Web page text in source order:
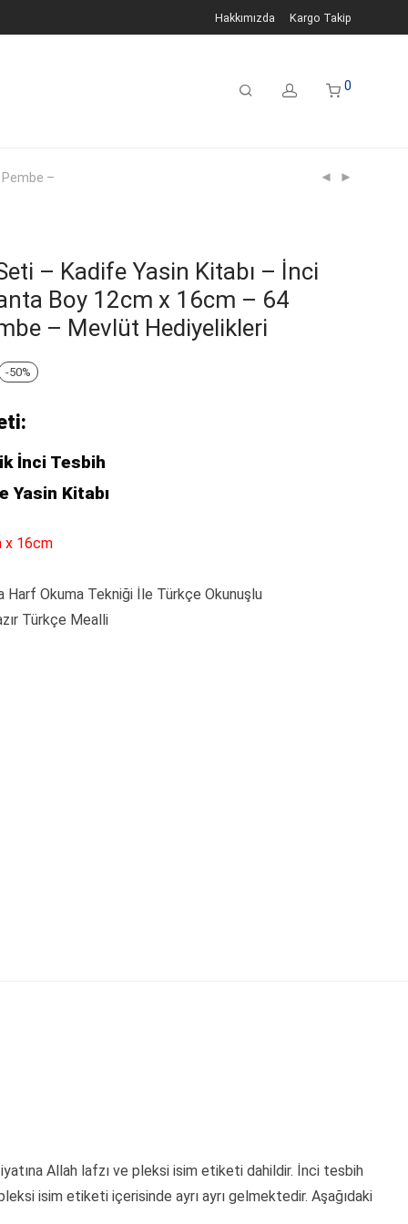
Hakkımızda Kargo Takip
0
–
– Kadife Yasin Kitabı – İnci
Boy 12cm x 16cm – 64
– Mevlüt Hediyelikleri
-50%
İnci Tesbih
Yasin Kitabı
x 16cm
Harf Okuma Tekniği İle Türkçe Okunuşlu
Türkçe Mealli
Allah lafzı ve pleksi isim etiketi dahildir. İnci tesbih
isim etiketi içerisinde ayrı ayrı gelmektedir. Aşağıdaki